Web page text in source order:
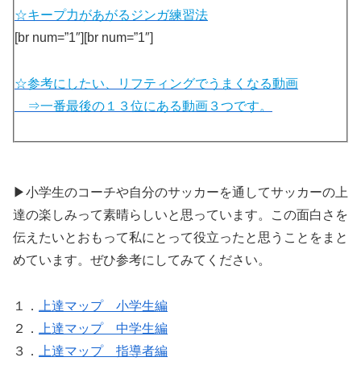
☆キープ力があがるジンガ練習法
[br num=”1″][br num=”1″]
☆参考にしたい、リフティングでうまくなる動画
⇒一番最後の１３位にある動画３つです。
▶小学生のコーチや自分のサッカーを通してサッカーの上
達の楽しみって素晴らしいと思っています。この面白さを
伝えたいとおもって私にとって役立ったと思うことをまと
めています。ぜひ参考にしてみてください。
１．
上達マップ 小学生編
２．
上達マップ 中学生編
３．
上達マップ 指導者編